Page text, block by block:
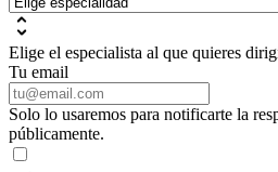
Elige el especialista al que quieres
Tu email
Solo lo usaremos para notificarte la
públicamente.